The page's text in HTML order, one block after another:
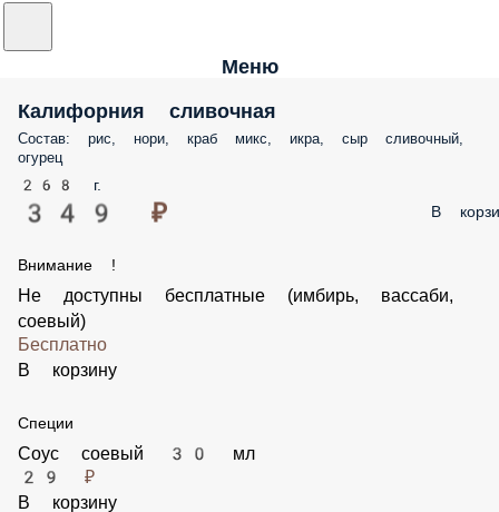
Меню
Калифорния сливочная
Состав: рис, нори, краб микс, икра, сыр сливочный,
огурец
268 г.
349 ₽ В
Внимание !
Не доступны бесплатные (имбирь, вассаби,
соевый)
Бесплатно
В корзину
Специи
Соус соевый 30 мл
29 ₽